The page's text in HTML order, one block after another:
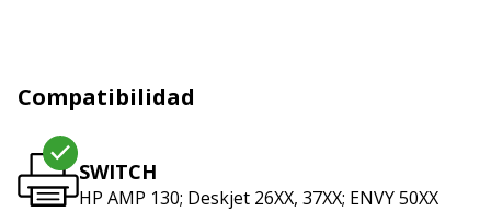
Compatibilidad
SWITCH
HP AMP 130; Deskjet 26XX, 37XX; ENVY 50XX